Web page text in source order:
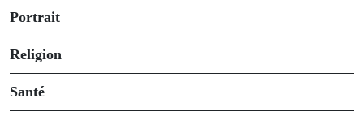
Portrait
Religion
Santé